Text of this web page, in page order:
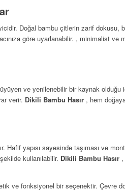
Doğal bambu çitlerin zarif dokusu,
göre uyarlanabilir. , minimalist ve
ve yenilenebilir bir kaynak olduğu
verir. Dikili Bambu Hasır , hem
yapısı sayesinde taşıması ve
kullanılabilir. Dikili Bambu Hasır
ve fonksiyonel bir seçenektir. Çevre